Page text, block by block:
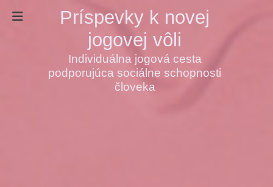
Príspevky k novej
jogovej vôli
Individuálna jogová cesta
podporujúca sociálne schopnosti
človeka